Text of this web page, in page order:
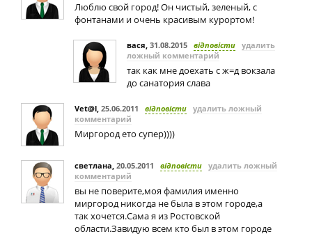
Люблю свой город! Он чистый, зеленый, с
фонтанами и очень красивым курортом!
вася, 31.08.2015 відповісти удалить
ложный комментарий
так как мне доехать с ж=д вокзала
до санатория слава
Vet@l, 25.06.2011 відповісти удалить ложный
комментарий
Миргород ето супер))))
светлана, 20.05.2011 відповісти удалить ложный
комментарий
вы не поверите,моя фамилия именно
миргород никогда не была в этом городе,а
так хочется.Сама я из Ростовской
области.Завидую всем кто был в этом городе